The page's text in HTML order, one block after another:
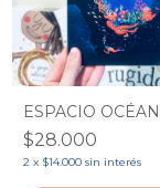
ESPACIO
$28.000
2 x $14.000 sin interés